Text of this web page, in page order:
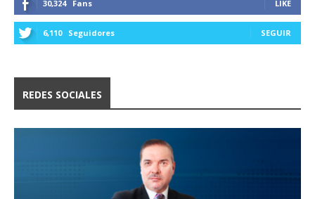
30,324 Fans LIKE
6,110 Seguidores SEGUIR
REDES SOCIALES